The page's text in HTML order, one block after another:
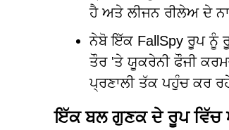
ਹੈ ਅਤੇ ਲੀਜਨ ਰੀਲੇਅ ਦੇ
ਨੇਬੋ ਇੱਕ FallSpy ਰੂਪ ਨੂੰ
ਤੌਰ 'ਤੇ ਯੂਕਰੇਨੀ ਫੌਜੀ
ਪ੍ਰਣਾਲੀ ਤੱਕ ਪਹੁੰਚ ਕਰ
ਇੱਕ ਬਲ ਗੁਣਕ ਦੇ ਰੂਪ ਵਿੱਚ